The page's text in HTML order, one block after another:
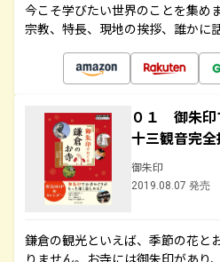
今こそ学びたい世界のことを集め
宗教、特長、現地の挨拶、誰かに
０１ 御朱
十三観音完
御朱印
2019.08.07 発売
鎌倉の観光といえば、季節の花と
りません。お寺には御朱印があり